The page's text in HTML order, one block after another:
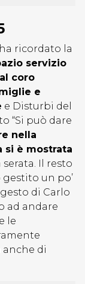
ricordato la
servizio
coro
e
e Disturbi del
“Si può dare
nella
si è mostrata
Il resto
un po’
di Carlo
ad andare
le
di